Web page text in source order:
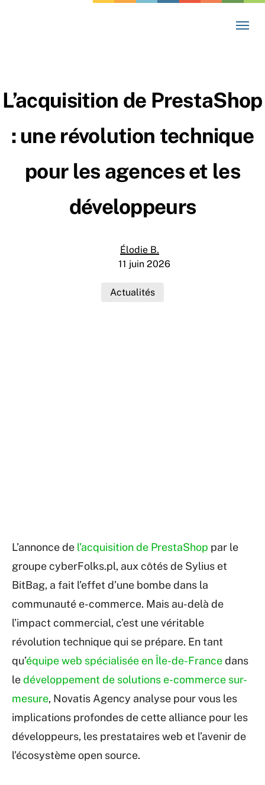
Actualités
L’acquisition de PrestaShop
: une révolution technique
pour les agences et les
développeurs
Élodie B.
11 juin 2026
L’annonce de l’acquisition de PrestaShop par le
groupe cyberFolks.pl, aux côtés de Sylius et
BitBag, a fait l’effet d’une bombe dans la
communauté e-commerce. Mais au-delà de
l’impact commercial, c’est une véritable
révolution technique qui se prépare. En tant
qu’équipe web spécialisée en Île-de-Francedans
ledéveloppement de solutions e-commerce sur-
mesure, Novatis Agency analyse pour vous les
implications profondes de cette alliance pour les
développeurs, les prestataires web et l’avenir de
l’écosystème open source.